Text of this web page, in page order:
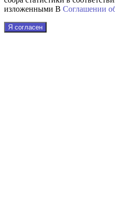
изложенными В Соглашении
Я согласен